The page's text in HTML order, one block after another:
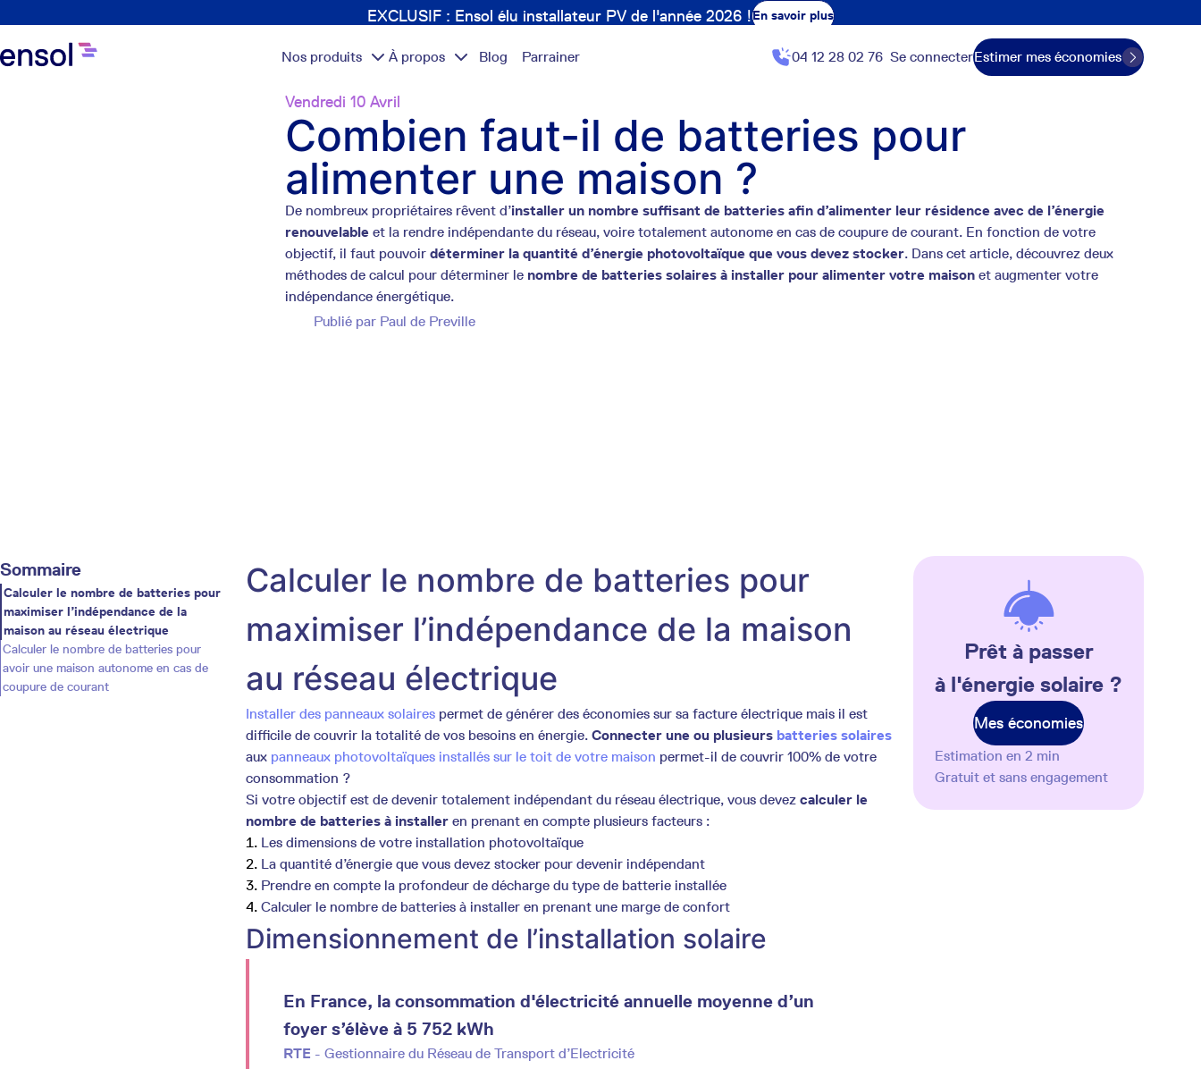
EXCLUSIF : Ensol élu installateur PV de l'année 2026 !En savoir plus
Nos produits À propos Blog Parrainer 04 12 28 02 76 Se connecterEstimer mes économies
Vendredi 10 Avril
Combien faut-il de batteries pour
alimenter une maison ?
De nombreux propriétaires rêvent d’installer un nombre suffisant de batteries afin d’alimenter leur résidence avec de l’énergie
renouvelableet la rendre indépendante du réseau, voire totalement autonome en cas de coupure de courant. En fonction de votre
objectif, il faut pouvoir déterminer la quantité d’énergie photovoltaïque que vous devez stocker. Dans cet article, découvrez deux
méthodes de calcul pour déterminer le nombre de batteries solaires à installer pour alimenter votre maisonet augmenter votre
indépendance énergétique.
Publié par Paul de Preville
Sommaire
Calculer le nombre de batteries pour
maximiser l’indépendance de la
maison au réseau électrique
Calculer le nombre de batteries pour
avoir une maison autonome en cas de
coupure de courant
Calculer le nombre de batteries pour
maximiser l’indépendance de la maison
au réseau électrique
Installer des panneaux solaires permet de générer des économies sur sa facture électrique mais il est
difficile de couvrir la totalité de vos besoins en énergie. Connecter une ou plusieurs batteries solaires
aux panneaux photovoltaïques installés sur le toit de votre maison permet-il de couvrir 100% de votre
consommation ?
Si votre objectif est de devenir totalement indépendant du réseau électrique, vous devez calculer le
nombre de batteries à installer en prenant en compte plusieurs facteurs :
Les dimensions de votre installation photovoltaïque
La quantité d’énergie que vous devez stocker pour devenir indépendant
Prendre en compte la profondeur de décharge du type de batterie installée
Calculer le nombre de batteries à installer en prenant une marge de confort
Dimensionnement de l’installation solaire
En France, la consommation d'électricité annuelle moyenne d’un
foyer s’élève à 5 752 kWh
RTE - Gestionnaire du Réseau de Transport d’Electricité
Prêt à passer
à l'énergie solaire ?
Mes économies
Estimation en 2 min
Gratuit et sans engagement